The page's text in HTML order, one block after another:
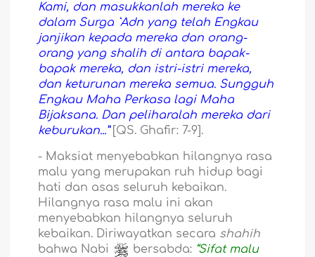
Kami, dan masukkanlah mereka ke
dalam Surga `Adn yang telah Engkau
janjikan kepada mereka dan orang-
orang yang shalih di antara bapak-
bapak mereka, dan istri-istri mereka,
dan keturunan mereka semua. Sungguh
Engkau Maha Perkasa lagi Maha
Bijaksana. Dan peliharalah mereka dari
keburukan...”[QS. Ghafir: 7-9].
- Maksiat menyebabkan hilangnya rasa
malu yang merupakan ruh hidup bagi
hati dan asas seluruh kebaikan.
Hilangnya rasa malu ini akan
menyebabkan hilangnya seluruh
kebaikan. Diriwayatkan secara shahih
bahwa Nabi
bersabda: “Sifat malu